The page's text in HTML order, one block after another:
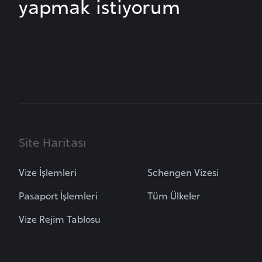
yapmak istiyorum
Site Haritası
Vize İşlemleri
Pasaport İşlemleri
Vize Rejim Tablosu
Schengen Vizesi
Tüm Ülkeler
B
n
H
e
s